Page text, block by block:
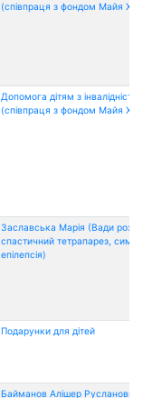
(співпраця з фондом Майя
Допомога дітям з інвалідністю
(співпраця з фондом Майя
Заславська Марія (Вади
спастичний тетрапарез,
епілепсія)
Подарунки для дiтей
Байманов Алішер Русланович